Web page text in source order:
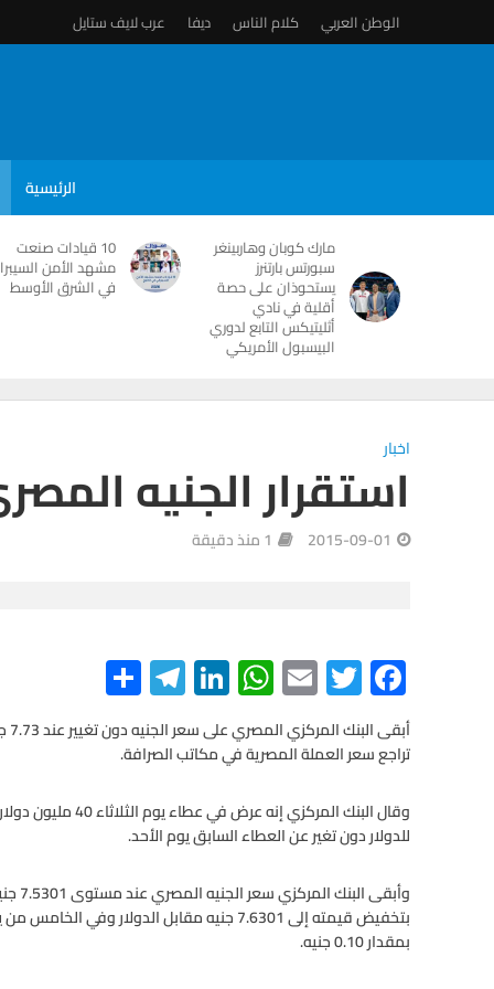
الوطن العربي كلام الناس ديفا عرب لايف ستايل
الرئيسية
مارك كوبان وهاربينغر
سبورتس بارتنرز
يستحوذان على حصة
أقلية في نادي
أثليتيكس التابع لدوري
البيسبول الأمريكي
10 قيادات صنعت
مشهد الأمن
في الشرق الأوسط
اخبار
استقرار الجنيه
2015-09-01 1 منذ دقيقة
F
ac
e
o
o
k
T
wi
tt
E
m
ail
W
h
at
s
A
p
p
Li
n
ke
dI
n
Te
le
gr
a
m
S
h
ar تراجع سعر العملة المصرية في مكاتب الصرافة.
للدولار دون تغير عن العطاء السابق يوم الأحد.
بتخفيض قيمته إلى 7.6301 جنيه مقابل الدولار
بمقدار 0.10 جنيه.